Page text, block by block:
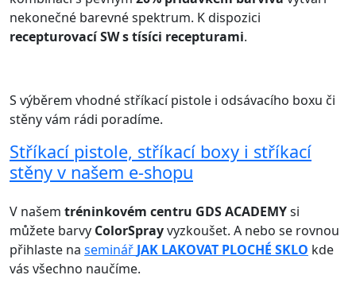
nekonečné barevné spektrum. K dispozici
recepturovací SW s tísíci recepturami.
S výběrem vhodné stříkací pistole i odsávacího boxu či
stěny vám rádi poradíme.
Stříkací pistole, stříkací boxy i stříkací
stěny v našem e-shopu
V našem tréninkovém centru GDS ACADEMYsi
můžete barvy ColorSprayvyzkoušet. A nebo se rovnou
přihlaste na seminář JAK LAKOVAT PLOCHÉ SKLO kde
vás všechno naučíme.